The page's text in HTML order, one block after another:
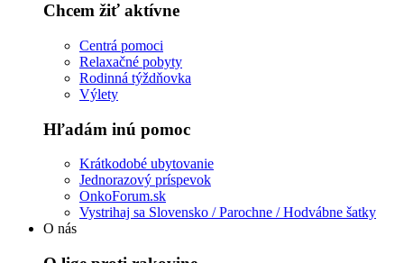
Chcem žiť aktívne
Centrá pomoci
Relaxačné pobyty
Rodinná týždňovka
Výlety
Hľadám inú pomoc
Krátkodobé ubytovanie
Jednorazový príspevok
OnkoForum.sk
Vystrihaj sa Slovensko / Parochne / Hodvábne šatky
O nás